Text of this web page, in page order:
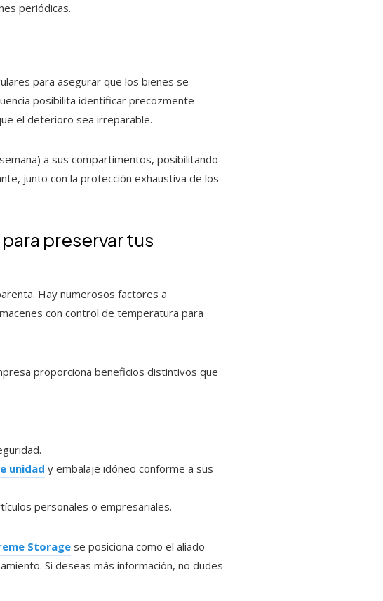
periódicas.
para asegurar que los bienes se
posibilita identificar precozmente
el deterioro sea irreparable.
a sus compartimentos, posibilitando
junto con la protección exhaustiva de los
preservar tus
Hay numerosos factores a
con control de temperatura para
proporciona beneficios distintivos que
unidad y embalaje idóneo conforme a sus
personales o empresariales.
Storage se posiciona como el aliado
Si deseas más información, no dudes